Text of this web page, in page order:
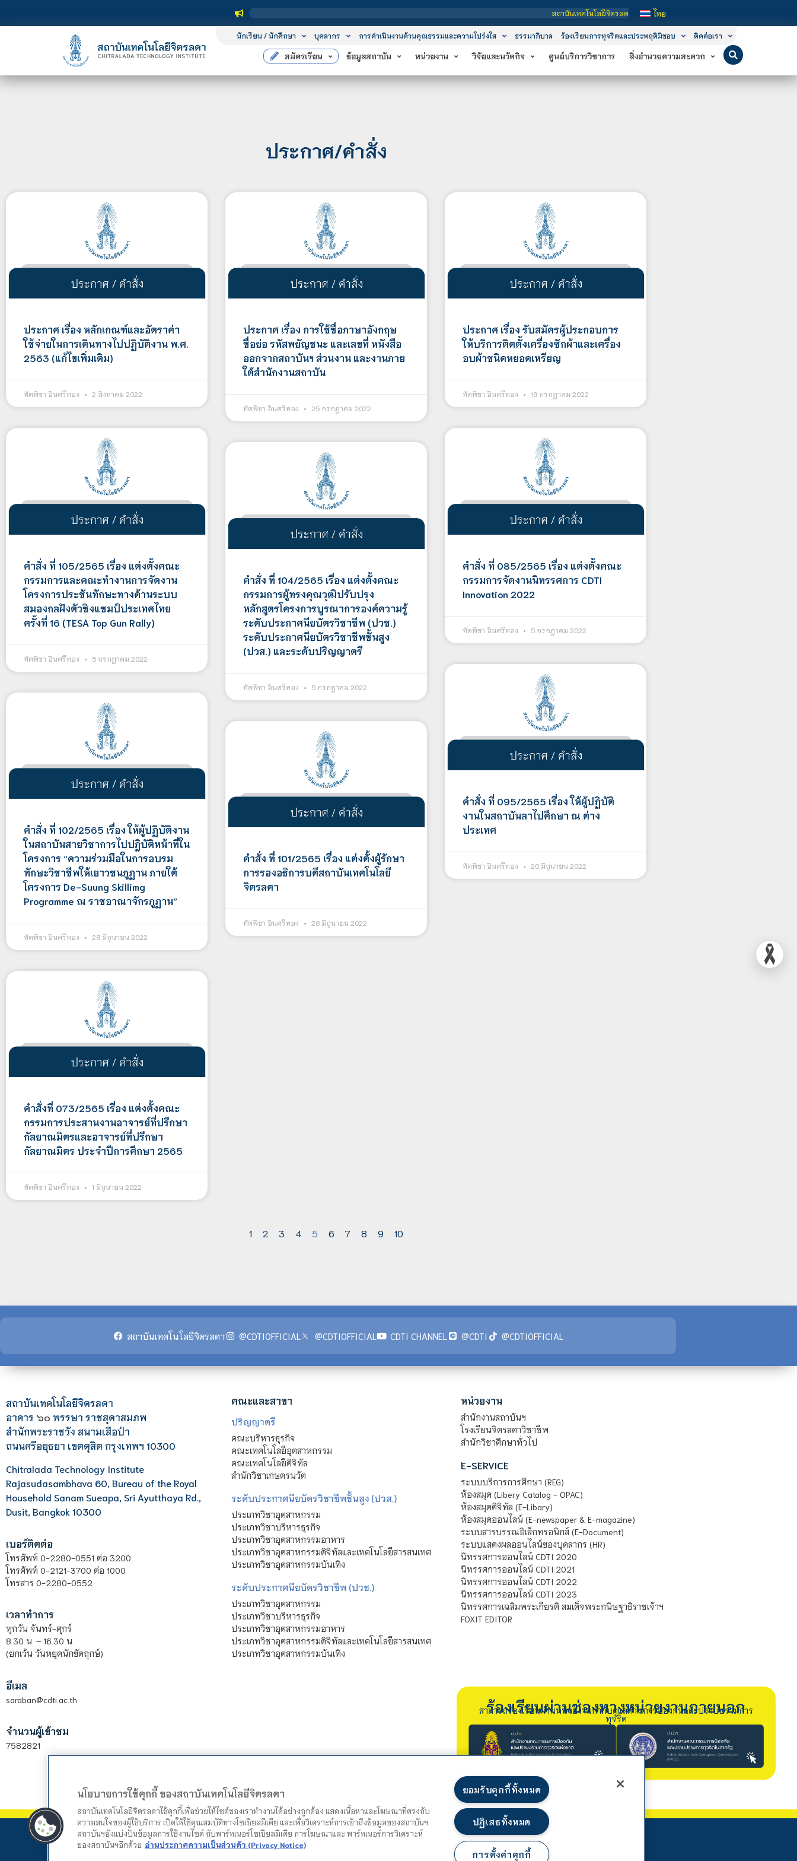
สถาบันเทคโนโลยีจิตรลดา เป็นสถาบันอุดมศึกษาในกำกับของรัฐ เปิดหลักสูตรการเรียนก
ไทย
นักเรียน / นักศึกษา บุคลากร การดำเนินงานด้านคุณธรรมและความโปร่งใส ธรรมาภิบาล ร้องเรียนการทุจริตและประพฤติมิชอบ ติดต่อเรา
สมัครเรียน ข้อมูลสถาบัน หน่วยงาน วิจัยและนวัตกิจ ศูนย์บริการวิชาการ สิ่งอำนวยความสะดวก
ประกาศ/คำสั่ง
ประกาศ เรื่อง หลักเกณฑ์และอัตราค่า
ใช้จ่ายในการเดินทางไปปฏิบัติงาน พ.ศ.
2563 (แก้ไขเพิ่มเติม)
ทัตพิชา อินศรีทอง 2 สิงหาคม 2022
ประกาศ เรื่อง การใช้ชื่อภาษาอังกฤษ
ชื่อย่อ รหัสพยัญชนะ และเลขที่ หนังสือ
ออกจากสถาบันฯ ส่วนงาน และงานภาย
ใต้สำนักงานสถาบัน
ทัตพิชา อินศรีทอง 25 กรกฎาคม 2022
ประกาศ เรื่อง รับสมัครผู้ประกอบการ
ให้บริการติดตั้งเครื่องซักผ้าและเครื่อง
อบผ้าชนิดหยอดเหรียญ
ทัตพิชา อินศรีทอง 19 กรกฎาคม 2022
คำสั่ง ที่ 105/2565 เรื่อง แต่งตั้งคณะ
กรรมการและคณะทำงานการจัดงาน
โครงการประชันทักษะทางด้านระบบ
สมองกลฝังตัวชิงแชมป์ประเทศไทย
ครั้งที่ 16 (TESA Top Gun Rally)
ทัตพิชา อินศรีทอง 5 กรกฎาคม 2022
คำสั่ง ที่ 104/2565 เรื่อง แต่งตั้งคณะ
กรรมการผู้ทรงคุณวุฒิปรับปรุง
หลักสูตรโครงการบูรณาการองค์ความรู้
ระดับประกาศนียบัตรวิชาชีพ (ปวช.)
ระดับประกาศนียบัตรวิชาชีพชั้นสูง
(ปวส.) และระดับปริญญาตรี
ทัตพิชา อินศรีทอง 5 กรกฎาคม 2022
คำสั่ง ที่ 085/2565 เรื่อง แต่งตั้งคณะ
กรรมการจัดงานนิทรรศการ CDTI
Innovation 2022
ทัตพิชา อินศรีทอง 5 กรกฎาคม 2022
คำสั่ง ที่ 102/2565 เรื่อง ให้ผู้ปฏิบัติงาน
ในสถาบันสายวิชาการไปปฎิบัติหน้าที่ใน
โครงการ “ความร่วมมือในการอบรม
ทักษะวิชาชีพให้เยาวชนภูฏาน ภายใต้
โครงการ De-Suung Skillimg
Programme ณ ราชอาณาจักรภูฏาน”
ทัตพิชา อินศรีทอง 28 มิถุนายน 2022
คำสั่ง ที่ 101/2565 เรื่อง แต่งตั้งผู้รักษา
การรองอธิการบดีสถาบันเทคโนโลยี
จิตรลดา
ทัตพิชา อินศรีทอง 28 มิถุนายน 2022
คำสั่ง ที่ 095/2565 เรื่อง ให้ผู้ปฏิบัติ
งานในสถาบันลาไปศึกษา ณ ต่าง
ประเทศ
ทัตพิชา อินศรีทอง 20 มิถุนายน 2022
คำสั่งที่ 073/2565 เรื่อง แต่งตั้งคณะ
กรรมการประสานงานอาจารย์ที่ปรึกษา
กัลยาณมิตรและอาจารย์ที่ปรึกษา
กัลยาณมิตร ประจำปีการศึกษา 2565
ทัตพิชา อินศรีทอง 1 มิถุนายน 2022
1 2 3 4 5 6 7 8 9 10
สถาบันเทคโนโลยีจิตรลดา @CDTIOFFICIAL @CDTIOFFICIAL CDTI CHANNEL @CDTI @CDTIOFFICIAL
สถาบันเทคโนโลยีจิตรลดา
อาคาร ๖๐ พรรษา ราชสุดาสมภพ
สำนักพระราชวัง สนามเสือป่า
ถนนศรีอยุธยา เขตดุสิต กรุงเทพฯ 10300
Chitralada Technology Institute
Rajasudasambhava 60, Bureau of the Royal
Household Sanam Sueapa, Sri Ayutthaya Rd.,
Dusit, Bangkok 10300
เบอร์ติดต่อ
โทรศัพท์ 0-2280-0551 ต่อ 3200
โทรศัพท์ 0-2121-3700 ต่อ 1000
โทรสาร 0-2280-0552
เวลาทำการ
ทุกวัน จันทร์-ศุกร์
8.30 น. – 16.30 น.
(ยกเว้น วันหยุดนักขัตฤกษ์)
อีเมล
saraban@cdti.ac.th
จำนวนผู้เข้าชม
7582821
คณะและสาขา
ปริญญาตรี
คณะบริหารธุรกิจ
คณะเทคโนโลยีอุตสาหกรรม
คณะเทคโนโลยีดิจิทัล
สำนักวิชาเกษตรนวัต
ระดับประกาศนียบัตรวิชาชีพชั้นสูง (ปวส.)
ประเภทวิชาอุตสาหกรรม
ประเภทวิชาบริหารธุรกิจ
ประเภทวิชาอุตสาหกรรมอาหาร
ประเภทวิชาอุตสาหกรรมดิจิทัลและเทคโนโลยีสารสนเทศ
ประเภทวิชาอุตสาหกรรมบันเทิง
ระดับประกาศนียบัตรวิชาชีพ (ปวช.)
ประเภทวิชาอุตสาหกรรม
ประเภทวิชาบริหารธุรกิจ
ประเภทวิชาอุตสาหกรรมอาหาร
ประเภทวิชาอุตสาหกรรมดิจิทัลและเทคโนโลยีสารสนเทศ
ประเภทวิชาอุตสาหกรรมบันเทิง
หน่วยงาน
สำนักงานสถาบันฯ
โรงเรียนจิตรลดาวิชาชีพ
สำนักวิชาศึกษาทั่วไป
E-SERVICE
ระบบบริการการศึกษา (REG)
ห้องสมุด (Libery Catalog - OPAC)
ห้องสมุดดิจิทัล (E-Libary)
ห้องสมุดออนไลน์ (E-newspaper & E-magazine)
ระบบสารบรรณอิเล็กทรอนิกส์ (E-Document)
ระบบแสดงผลออนไลน์ของบุคลากร (HR)
นิทรรศการออนไลน์ CDTI 2020
นิทรรศการออนไลน์ CDTI 2021
นิทรรศการออนไลน์ CDTI 2022
นิทรรศการออนไลน์ CDTI 2023
นิทรรศการเฉลิมพระเกียรติ สมเด็จพระกนิษฐาธิราชเจ้าฯ
FOXIT EDITOR
ร้องเรียนผ่านช่องทางหน่วยงานภายนอก
สามารถร้องเรียนผ่านหน่วยงานกำกับดูแลด้านการป้องกันและปราบปรามการ
ทุจริต
นโยบายการใช้คุกกี้ ของสถาบันเทคโนโลยีจิตรลดา
สถาบันเทคโนโลยีจิตรลดาใช้คุกกี้เพื่อช่วยให้ไซต์ของเราทำงานได้อย่างถูกต้อง แสดงเนื้อหาและโฆษณาที่ตรงกับ
ความสนใจของผู้ใช้บริการ เปิดให้ใช้คุณสมบัติทางโซเชียลมีเดีย และเพื่อวิเคราะห์การเข้าถึงข้อมูลของสถาบันฯ
สถาบันฯยังแบ่งปันข้อมูลการใช้งานไซต์ กับพาร์ทเนอร์โซเชียลมีเดีย การโฆษณาและ พาร์ทเนอร์การวิเคราะห์
ของสถาบันฯอีกด้วย อ่านประกาศความเป็นส่วนตัว (Privacy Notice)
ยอมรับคุกกี้ทั้งหมด
ปฏิเสธทั้งหมด
การตั้งค่าคุกกี้